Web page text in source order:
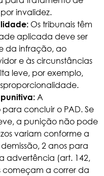
invalidez.
Os tribunais têm
aplicada deve ser
da infração, ao
e às circunstâncias
leve, por exemplo,
A
concluir o PAD. Se
a punição não pode
variam conforme a
2 anos para
advertência (art. 142,
começam a correr da